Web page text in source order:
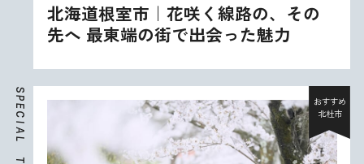
北海道根室市｜花咲く線路の、その
先へ 最東端の街で出会った魅力
S
P
E
C
I
A
L
T
おすすめ
北杜市